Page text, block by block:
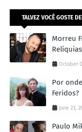
TALVEZ VOCÊ GOSTE
Morreu
October
Por
Feridos?
June 23,
Paulo